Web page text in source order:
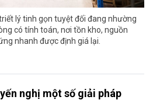
lý tinh gọn tuyệt đối đang nhường
có tính toán, nơi tồn kho, nguồn
nhanh được định giá lại.
nghị một số giải pháp